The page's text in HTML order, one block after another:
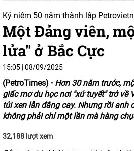
Kỷ niệm 50 năm thành lập
Một Đảng viên,
lửa" ở Bắc Cực
15:05 | 08/09/2025
(PetroTimes) - Hơn 30 năm trước,
giấc mơ du học nơi "xứ tuyết" trở về
tủi xen lẫn đắng cay. Nhưng rồi anh
không phải chỉ một lần mà hàng
32,188 lượt xem